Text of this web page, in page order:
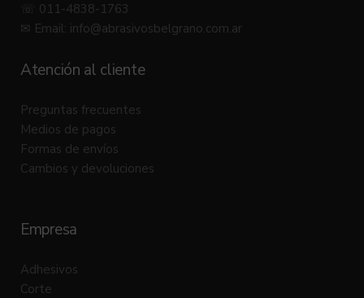
☏ 011-4838-1763
✉ Email: info@abrasivosbelgrano.com.ar
Atención al cliente
Preguntas frecuentes
Medios de pagos
Formas de envíos
Cambios y devoluciones
Empresa
Adhesivos
Corte